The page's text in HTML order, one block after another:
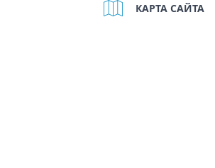
КАРТА САЙТА